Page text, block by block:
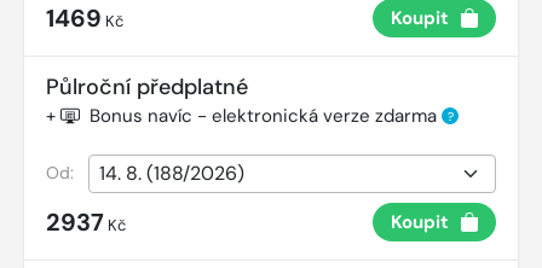
1469 Kč Koupit
Půlroční předplatné
+ Bonus navíc - elektronická verze zdarma ?
Od:
2937 Kč Koupit